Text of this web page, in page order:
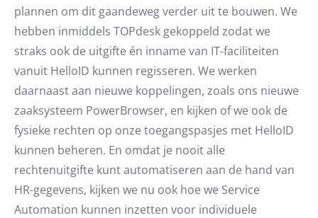
plannen om dit gaandeweg verder uit te bouwen. We
hebben inmiddels TOPdesk gekoppeld zodat we
straks ook de uitgifte én inname van IT-faciliteiten
vanuit HelloID kunnen regisseren. We werken
daarnaast aan nieuwe koppelingen, zoals ons nieuwe
zaaksysteem PowerBrowser, en kijken of we ook de
fysieke rechten op onze toegangspasjes met HelloID
kunnen beheren. En omdat je nooit alle
rechtenuitgifte kunt automatiseren aan de hand van
HR-gegevens, kijken we nu ook hoe we Service
Automation kunnen inzetten voor individuele